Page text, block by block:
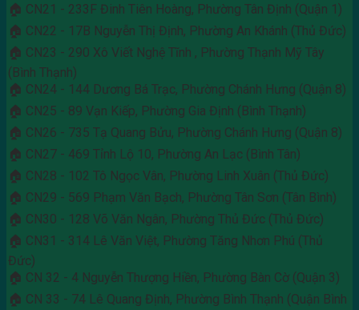
🏠 CN21 - 233F Đinh Tiên Hoàng, Phường Tân Định (Quận 1)
🏠 CN22 - 17B Nguyễn Thị Định, Phường An Khánh (Thủ Đức)
🏠 CN23 - 290 Xô Viết Nghệ Tĩnh , Phường Thạnh Mỹ Tây
(Bình Thạnh)
🏠 CN24 - 144 Dương Bá Trạc, Phường Chánh Hưng (Quận 8)
🏠 CN25 - 89 Vạn Kiếp, Phường Gia Định (Bình Thạnh)
🏠 CN26 - 735 Tạ Quang Bửu, Phường Chánh Hưng (Quận 8)
🏠 CN27 - 469 Tỉnh Lộ 10, Phường An Lạc (Bình Tân)
🏠 CN28 - 102 Tô Ngọc Vân, Phường Linh Xuân (Thủ Đức)
🏠 CN29 - 569 Phạm Văn Bạch, Phường Tân Sơn (Tân Bình)
🏠 CN30 - 128 Võ Văn Ngân, Phường Thủ Đức (Thủ Đức)
🏠 CN31 - 314 Lê Văn Việt, Phường Tăng Nhơn Phú (Thủ
Đức)
🏠 CN 32 - 4 Nguyễn Thượng Hiền, Phường Bàn Cờ (Quận 3)
🏠 CN 33 - 74 Lê Quang Định, Phường Bình Thạnh (Quận Bình